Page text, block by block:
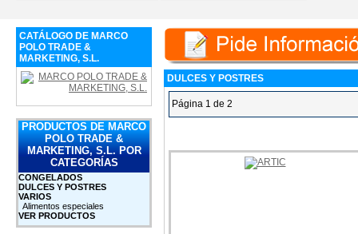
CATÁLOGO DE MARCO
POLO TRADE &
MARKETING, S.L.
PRODUCTOS DE MARCO
POLO TRADE &
MARKETING, S.L. POR
CATEGORÍAS
CONGELADOS
DULCES Y POSTRES
VARIOS
Alimentos especiales
VER PRODUCTOS
DULCES Y POSTRES
Página 1 de 2